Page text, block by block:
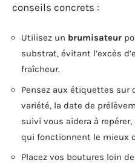
conseils concrets :
Utilisez un brumisateur
substrat, évitant l’excès
fraîcheur.
Pensez aux étiquettes sur
variété, la date de
suivi vous aidera à
qui fonctionnent le mieux
Placez vos boutures loin